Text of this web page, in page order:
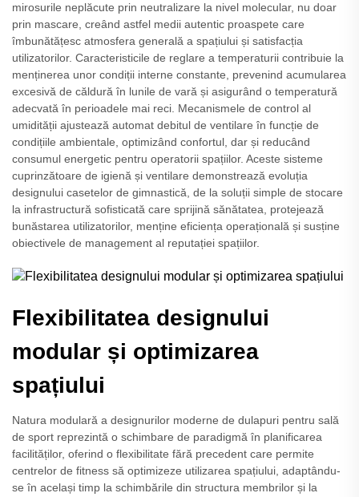
mirosurile neplăcute prin neutralizare la nivel molecular, nu doar
prin mascare, creând astfel medii autentic proaspete care
îmbunătățesc atmosfera generală a spațiului și satisfacția
utilizatorilor. Caracteristicile de reglare a temperaturii contribuie la
menținerea unor condiții interne constante, prevenind acumularea
excesivă de căldură în lunile de vară și asigurând o temperatură
adecvată în perioadele mai reci. Mecanismele de control al
umidității ajustează automat debitul de ventilare în funcție de
condițiile ambientale, optimizând confortul, dar și reducând
consumul energetic pentru operatorii spațiilor. Aceste sisteme
cuprinzătoare de igienă și ventilare demonstrează evoluția
designului casetelor de gimnastică, de la soluții simple de stocare
la infrastructură sofisticată care sprijină sănătatea, protejează
bunăstarea utilizatorilor, menține eficiența operațională și susține
obiectivele de management al reputației spațiilor.
Flexibilitatea designului
modular și optimizarea
spațiului
Natura modulară a designurilor moderne de dulapuri pentru sală
de sport reprezintă o schimbare de paradigmă în planificarea
facilităților, oferind o flexibilitate fără precedent care permite
centrelor de fitness să optimizeze utilizarea spațiului, adaptându-
se în același timp la schimbările din structura membrilor și la